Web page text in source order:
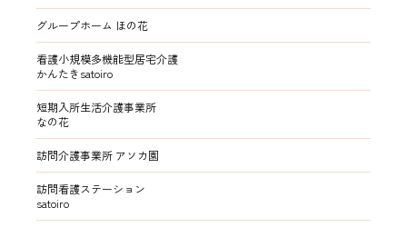
グループホーム ほの花
看護小規模多機能型居宅介護
かんたきsatoiro
短期入所生活介護事業所
なの花
訪問介護事業所 アソカ園
訪問看護ステーション
satoiro